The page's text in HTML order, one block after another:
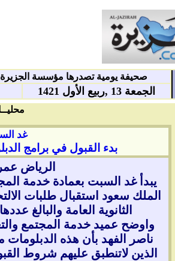
صحيفة يومية تصدرها مؤسسة الجزيرة
الجمعة 13 ,ربيع الأول 1421
غد
بدء القبول في برامج
الرياض
يبدأ غد السبت بعمادة خدمة
الملك سعود استقبال طلبات
الثانوية العامة والبالغ عددها (10) دبلومات
واوضح عميد خدمة المجتمع
ناصر الفهد بأن هذه الدبلومات
الذين لاتنطبق عليهم شروط